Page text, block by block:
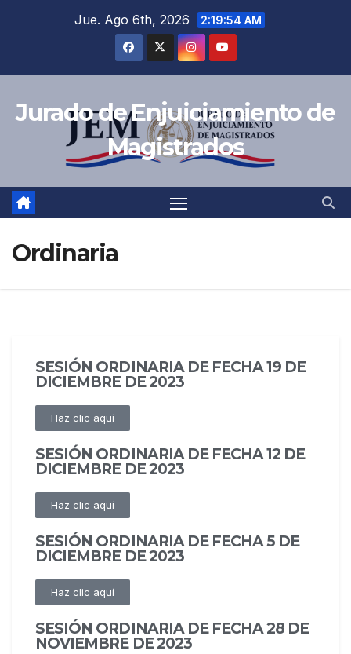
Jue. Ago 6th, 2026 2:19:54 AM
Jurado de Enjuiciamiento de
Magistrados
Ordinaria
SESIÓN ORDINARIA DE FECHA 19 DE
DICIEMBRE DE 2023
Haz clic aquí
SESIÓN ORDINARIA DE FECHA 12 DE
DICIEMBRE DE 2023
Haz clic aquí
SESIÓN ORDINARIA DE FECHA 5 DE
DICIEMBRE DE 2023
Haz clic aquí
SESIÓN ORDINARIA DE FECHA 28 DE
NOVIEMBRE DE 2023